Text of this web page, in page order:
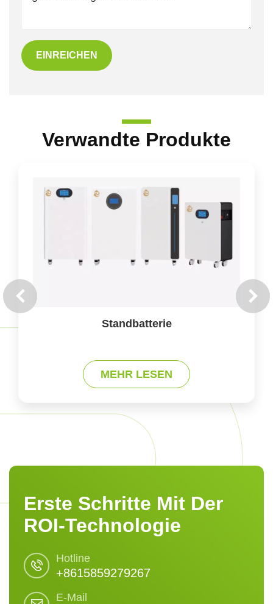
EINREICHEN
Verwandte Produkte
Standbatterie
MEHR LESEN
Erste Schritte Mit Der
ROI-Technologie
Hotline
+8615859279267
E-Mail